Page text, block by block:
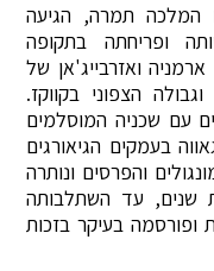
המלכה תמרה, הגיעה
ופריחתה בתקופה
ואזרבייג'אן של
הצפוני בקווקז.
עם שכניה המוסלמים
בעמקים הגיאורגים
והפרסים ונותרה
שנים, עד השתלבותה
ופורסמה בעיקר בזכות